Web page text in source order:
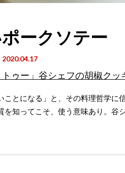
ークソテー
2020.04.17
トゥー」谷シェフの胡椒クッ
とになる」と、その料理哲学に
知ってこそ、使う意味あり。谷